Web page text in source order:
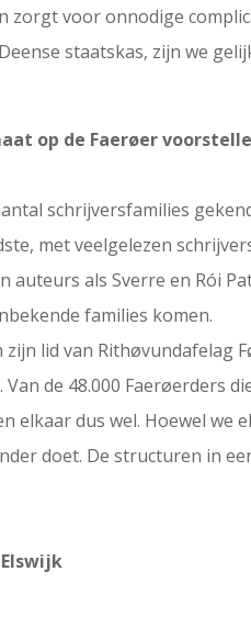
zorgt voor onnodige
staatskas, zijn we
op de Faerøer
schrijversfamilies
met veelgelezen
auteurs als Sverre en Rói
families komen.
lid van Rithøvundafelag
de 48.000 Faerøerders
elkaar dus wel. Hoewel
doet. De structuren in